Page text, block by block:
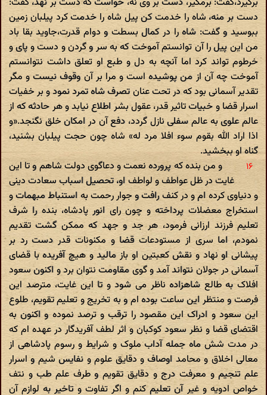
دست بر منه، شاه را خدمت کن پیل شاه را خدمت کرد پیلبان زمین
ببوسید و گفت: شاه را در کمال بسطت و دوام قدرت،جاوید بقا باد
من این پیل را آن توانستم آموخت که به سر و گردن و دست و پای و
خرطوم تواند کرد اما آنچه به دل و طبع او تعلق داشت نتوانستم
آموخت چه آن از من پوشیده است و مرا بر آن وقوف نیست و مگر
تقدیر آسمانی بود که در تحت عنان تصرف شاه تمرد نمود و بر خفیات
اسرار قضا و خبیات تاثیر قدر، عقول بشر اطلاع نیابد و هر حادثه که از
عالم علوی به عالم سفلی نازل گردد، دفع آن در امکان خلق نگنجد.«و
اذا اراد الله بقوم سوء افلا مرد له» شاه چون حجت پیلبان بشنید،
گناه او ببخشید.
و من بنده که پرورده نعمت و دعاگوی دولت شاهم و تا این
غایت در ظل عواطف و لواطف او، تحصیل اسباب سعادت دینی
و دنیاوی کرده ام و در کنف رافت و جوار رحمت به استنباط مبهمات و
استخراج معضلات پرداخته و چون رای انور پادشاه، بنده را شرف
تعلیم فرزند ارزانی فرمود، هر جد و جهد که ممکن گشت تقدیم
نمودم، اما سری از مستودعات قضا و مکنونات قدر دست رد بر
پیشانی او نهاد و نقش کعبتین او باز مالید و هیچ آفریده با قضای
آسمانی در جولان نتواند آمد و گوی مقاومت نتوان برد و اکنون سعود
افلاک به طالع شاهزاده ناظر می شود و تا این غایت، مترصد این
فرصت و منتظر این ساعت بوده ام و به تخریج و تعلیم تقویم، طلوع
این سعود و ادراک این مقصود را ترقب و ترصد نموده و اکنون به
اقتضای قضا و نظر سعود کوکبان و اثر لطف آفریدگار در عهده ام که
در مدت شش ماه جمله آداب ملوک و شرایط و رسوم پادشاهی از
معالی اخلاق و محامد اوصاف و دقایق علوم و نفایس شیم و اسرار
علم تنجیم و معرفت درج و دقایق تقویم و طرف علم طب و نتف
خواص ادویه و غیر آن تعلیم کنم و اگر تفاوت و تاخیر به لوازم آن